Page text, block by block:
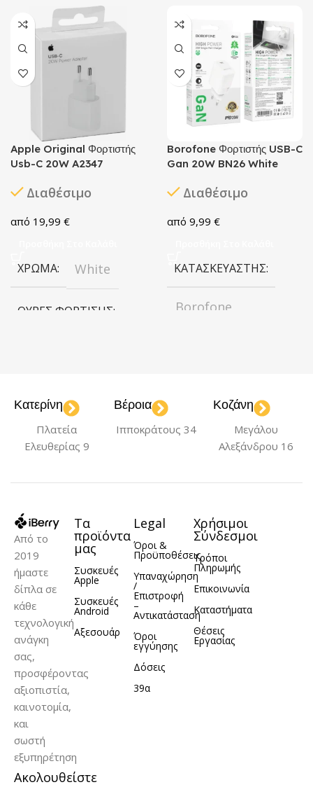
Apple Original Φορτιστής
Usb-C 20W A2347
Διαθέσιμο
19,99 €
ΧΡΏΜΑ White
ΘΎΡΕΣ ΦΌΡΤΙΣΗΣ
Borofone Φορτιστής USB-C
Gan 20W BN26 White
Διαθέσιμο
9,99 €
ΚΑΤΑΣΚΕΥΑΣΤΉΣ
Borofone
USB-C
Κατερίνη
Πλατεία
Ελευθερίας 9
Βέροια
Ιπποκράτους 34
Κοζάνη
Μεγάλου
Αλεξάνδρου 16
Από το
2019
ήμαστε
δίπλα σε
κάθε
τεχνολογική
ανάγκη
σας,
προσφέροντας
αξιοπιστία,
καινοτομία,
και
σωστή
εξυπηρέτηση
Ακολουθείστε
Τα
προϊόντα
μας
Συσκευές
Apple
Συσκευές
Android
Αξεσουάρ
Legal
Όροι &
Προϋποθέσεις
Υπαναχώρηση
/
Επιστροφή
–
Αντικατάσταση
Όροι
εγγύησης
Δόσεις
39α
Χρήσιμοι
Σύνδεσμοι
Τρόποι
Πληρωμής
Επικοινωνία
Καταστήματα
Θέσεις
Εργασίας